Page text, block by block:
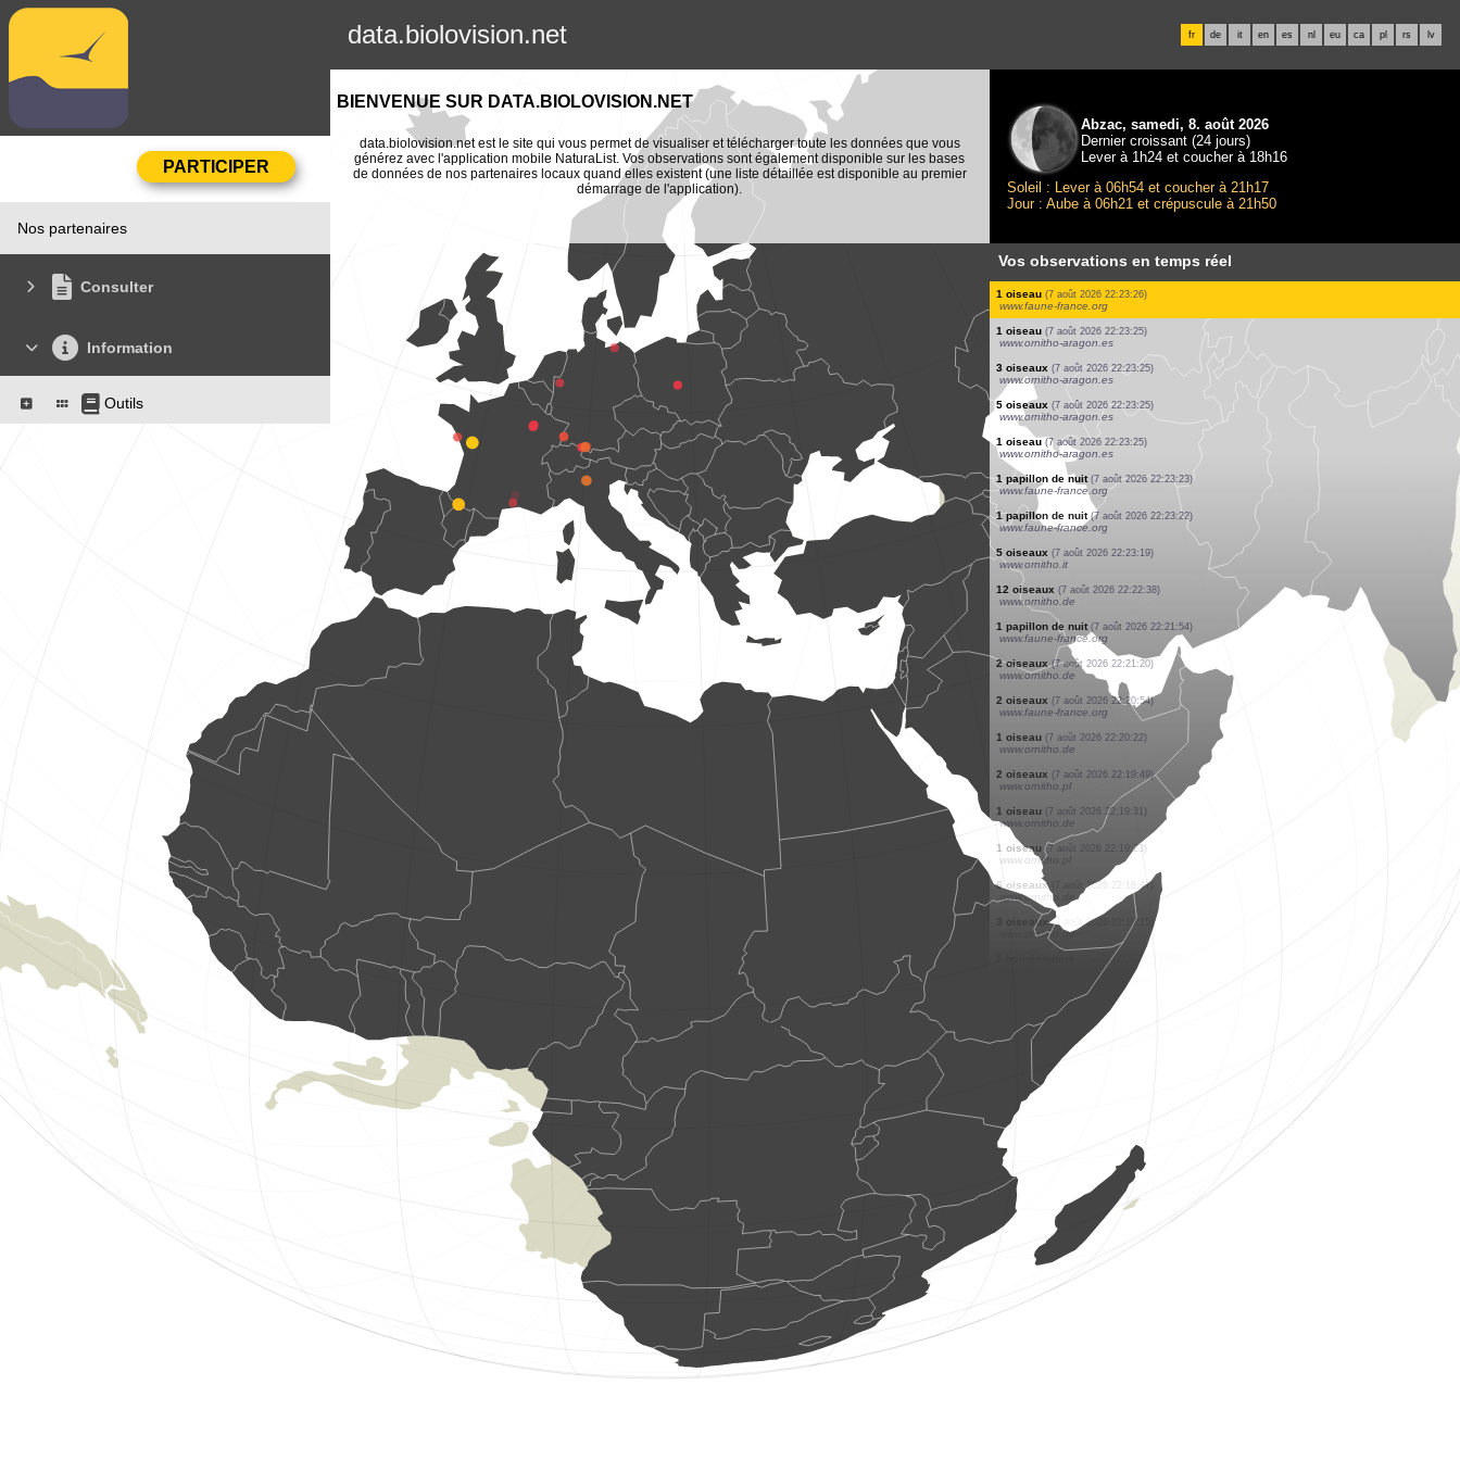
data.biolovision.net fr de it en es nl eu ca pl rs lv
Nos partenaires
Consulter
Information
Outils
BIENVENUE SUR DATA.BIOLOVISION.NET
data.biolovision.net est le site qui vous permet de visualiser et télécharger toute les données que vous
générez avec l'application mobile NaturaList. Vos observations sont également disponible sur les bases
de données de nos partenaires locaux quand elles existent (une liste détaillée est disponible au premier
démarrage de l'application).
Abzac, samedi, 8. août 2026
Dernier croissant (24 jours)
Lever à 1h24 et coucher à 18h16
Soleil : Lever à 06h54 et coucher à 21h17
Jour : Aube à 06h21 et crépuscule à 21h50
Vos observations en temps réel
1 oiseau (7 août 2026 22:23:27)
www.ornitho.de
1 oiseau (7 août 2026 22:23:27)
www.ornitho.de
1 oiseau (7 août 2026 22:23:27)
www.ornitho.de
2 oiseaux (7 août 2026 22:23:27)
www.ornitho.de
1 oiseau (7 août 2026 22:23:27)
www.ornitho.de
1 oiseau (7 août 2026 22:23:27)
www.ornitho.de
10 papillons de nuit (7 août 2026 22:23:26)
www.faune-france.org
1 oiseau (7 août 2026 22:23:26)
www.faune-france.org
1 oiseau (7 août 2026 22:23:25)
www.ornitho-aragon.es
3 oiseaux (7 août 2026 22:23:25)
www.ornitho-aragon.es
5 oiseaux (7 août 2026 22:23:25)
www.ornitho-aragon.es
1 oiseau (7 août 2026 22:23:25)
www.ornitho-aragon.es
1 papillon de nuit (7 août 2026 22:23:23)
www.faune-france.org
1 papillon de nuit (7 août 2026 22:23:22)
www.faune-france.org
5 oiseaux (7 août 2026 22:23:19)
www.ornitho.it
12 oiseaux (7 août 2026 22:22:38)
www.ornitho.de
1 papillon de nuit (7 août 2026 22:21:54)
www.faune-france.org
2 oiseaux (7 août 2026 22:21:20)
www.ornitho.de
(7 août 2026 22:20:54)
www.faune-france.org
(7 août 2026 22:20:22)
www.ornitho.de
2 oiseaux (7 août 2026 22:19:49)
www.ornitho.pl
(7 août 2026 22:19:31)
www.ornitho.de
1 oiseau
www.ornitho.pl
6 oiseaux (7 août 2026 22:18:47)
www.ornitho.de
3 oiseaux (7 août 2026 22:18:15)
www.ornitho.de
1 hyménoptère (7 août 2026 22:17:53)
www.faune-france.org
1 orthoptère (7 août 2026 22:17:39)
www.faune-france.org
1 orthoptère
www.faune-france.org